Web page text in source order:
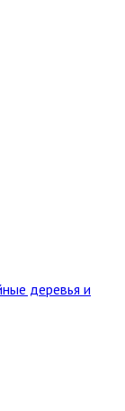
деревья и